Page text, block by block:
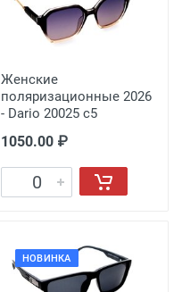
Женские
поляризационные 2026
- Dario 20025 с5
1050.00 ₽
НОВИНКА